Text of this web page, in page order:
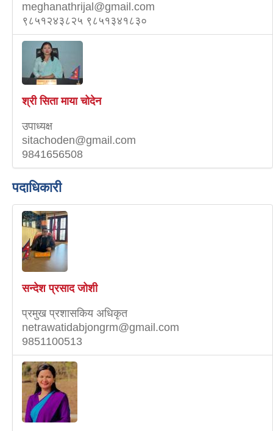
meghanathrijal@gmail.com
९८५१२४३८२५ ९८५१३४१८३०
श्री सिता माया चोदेन
उपाध्यक्ष
sitachoden@gmail.com
9841656508
पदाधिकारी
सन्देश प्रसाद जोशी
प्रमुख प्रशासकिय अधिकृत
netrawatidabjongrm@gmail.com
9851100513